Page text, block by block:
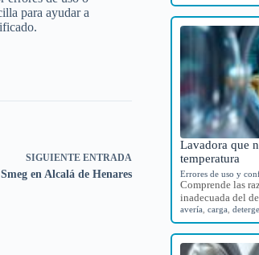
para ayudar a
SIGUIENTE ENTRADA
en Alcalá de Henares
Lavadora que
temperatura
Errores de uso y
Comprende las
inadecuada del
avería ,carga ,